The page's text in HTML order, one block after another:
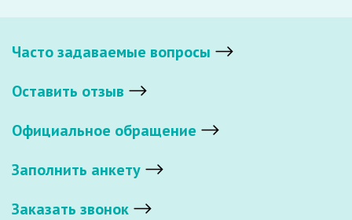
Часто задаваемые вопросы
Оставить отзыв
Официальное обращение
Заполнить анкету
Заказать звонок